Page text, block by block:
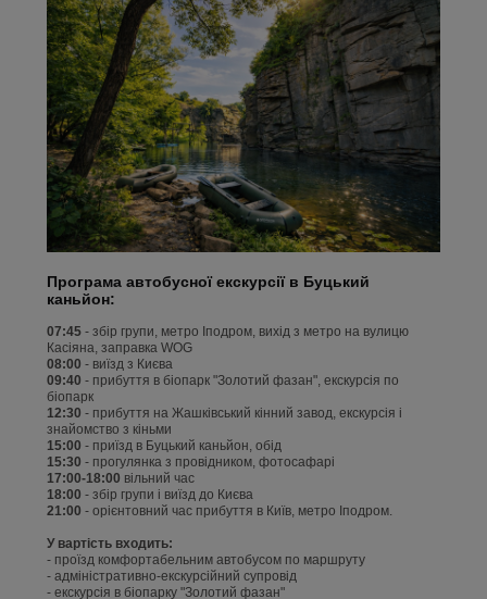
Програма автобусної екскурсії в Буцький
каньйон:
07:45 - збір групи, метро Іподром, вихід з метро на вулицю
Касіяна, заправка WOG
08:00 - виїзд з Києва
09:40 - прибуття в біопарк "Золотий фазан", екскурсія по
біопарк
12:30 - прибуття на Жашківський кінний завод, екскурсія і
знайомство з кіньми
15:00 - приїзд в Буцький каньйон, обід
15:30 - прогулянка з провідником, фотосафарі
17:00-18:00 вільний час
18:00 - збір групи і виїзд до Києва
21:00 - орієнтовний час прибуття в Київ, метро Іподром.
У вартість входить:
- проїзд комфортабельним автобусом по маршруту
- адміністративно-екскурсійний супровід
- екскурсія в біопарку "Золотий фазан"